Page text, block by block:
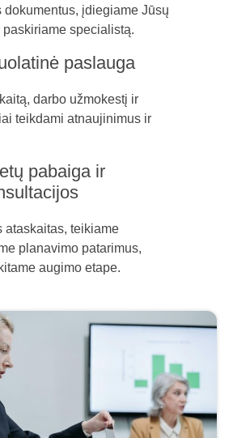
dokumentus, įdiegiame Jūsų
specialistą.
paslauga
darbo užmokestį ir
teikdami atnaujinimus ir
pabaiga ir
ataskaitas, teikiame
planavimo patarimus,
augimo etape.